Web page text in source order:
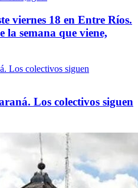
viernes 18 en Entre Ríos.
la semana que viene,
Los colectivos siguen